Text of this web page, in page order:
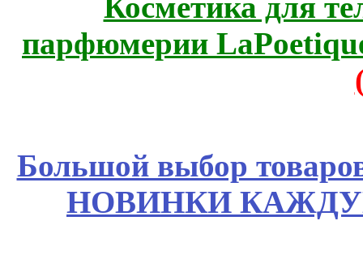
парфюмерии
Большой выбор
НОВИНКИ